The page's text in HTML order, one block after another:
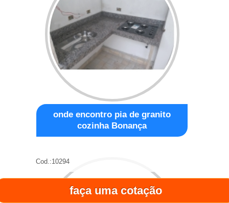
faça uma cotação
onde encontro pia de granito
cozinha Bonança
Cod.:10294